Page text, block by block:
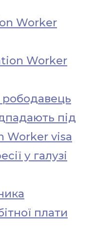
Worker
Worker
під
Worker visa
у галузі
плати